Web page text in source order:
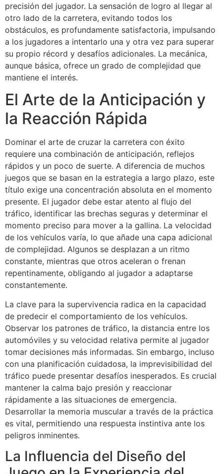
precisión del jugador. La sensación de logro al llegar al
otro lado de la carretera, evitando todos los
obstáculos, es profundamente satisfactoria, impulsando
a los jugadores a intentarlo una y otra vez para superar
su propio récord y desafíos adicionales. La mecánica,
aunque básica, ofrece un grado de complejidad que
mantiene el interés.
El Arte de la Anticipación y
la Reacción Rápida
Dominar el arte de cruzar la carretera con éxito
requiere una combinación de anticipación, reflejos
rápidos y un poco de suerte. A diferencia de muchos
juegos que se basan en la estrategia a largo plazo, este
título exige una concentración absoluta en el momento
presente. El jugador debe estar atento al flujo del
tráfico, identificar las brechas seguras y determinar el
momento preciso para mover a la gallina. La velocidad
de los vehículos varía, lo que añade una capa adicional
de complejidad. Algunos se desplazan a un ritmo
constante, mientras que otros aceleran o frenan
repentinamente, obligando al jugador a adaptarse
constantemente.
La clave para la supervivencia radica en la capacidad
de predecir el comportamiento de los vehículos.
Observar los patrones de tráfico, la distancia entre los
automóviles y su velocidad relativa permite al jugador
tomar decisiones más informadas. Sin embargo, incluso
con una planificación cuidadosa, la imprevisibilidad del
tráfico puede presentar desafíos inesperados. Es crucial
mantener la calma bajo presión y reaccionar
rápidamente a las situaciones de emergencia.
Desarrollar la memoria muscular a través de la práctica
es vital, permitiendo una respuesta instintiva ante los
peligros inminentes.
La Influencia del Diseño del